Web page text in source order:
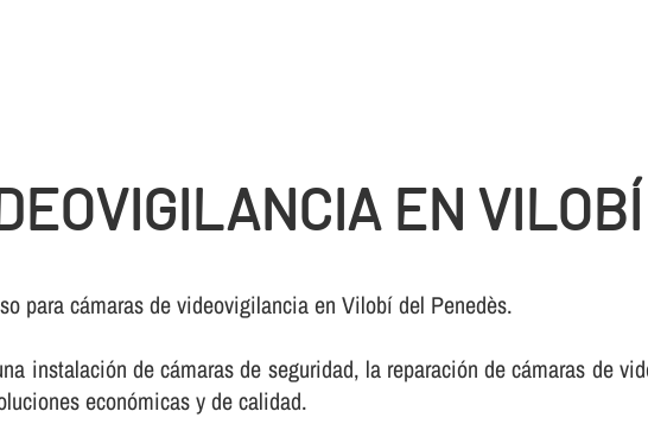
EN
para cámaras de videovigilancia en Vilobí del Penedès.
instalación de cámaras de seguridad, la reparación de cámaras de
económicas y de calidad.